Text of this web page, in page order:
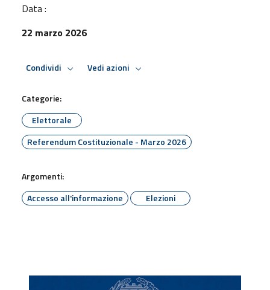
Data :
22 marzo 2026
Condividi Vedi azioni
Categorie:
Elettorale
Referendum Costituzionale - Marzo 2026
Argomenti:
Accesso all'informazione
Elezioni